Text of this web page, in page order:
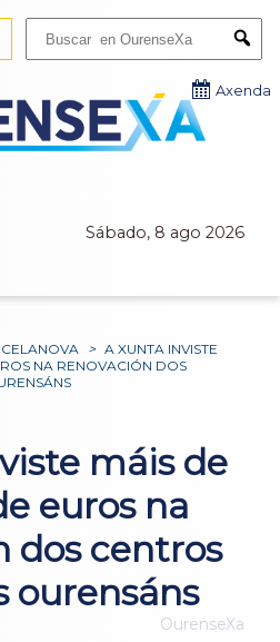
Sábado, 8 ago 2026
Axenda
CELANOVA > A XUNTA INVISTE
NA RENOVACIÓN DOS
máis de
euros na
dos centros
ourensáns
OurenseXa